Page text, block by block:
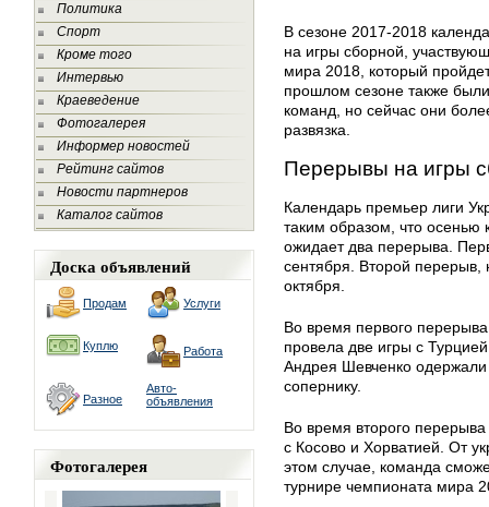
Политика
Спорт
Кроме того
Интервью
Краеведение
Фотогалерея
Информер новостей
Рейтинг сайтов
Новости партнеров
Каталог сайтов
Доска объявлений
Продам Услуги
Куплю Работа
Разное
Авто-
объявления
Фотогалерея
В сезоне 2017-2018
на игры сборной,
мира 2018, который
прошлом сезоне также
команд, но сейчас они
развязка.
Перерывы на игры
Календарь премьер лиги
таким образом, что осенью
ожидает два перерыва.
сентября. Второй перерыв,
октября.
Во время первого
провела две игры с
Андрея Шевченко одержали
сопернику.
Во время второго
с Косово и Хорватией. От
этом случае, команда
турнире чемпионата мира